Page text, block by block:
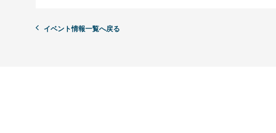
イベント情報一覧へ戻る